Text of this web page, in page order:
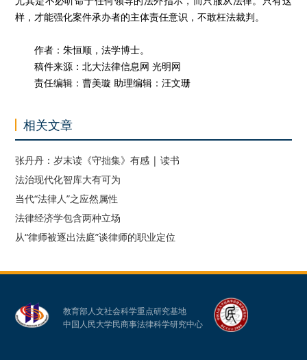
样，才能强化案件承办者的主体责任意识，不敢枉法裁判。
作者：朱恒顺，法学博士。
稿件来源：北大法律信息网 光明网
责任编辑：曹美璇 助理编辑：汪文珊
相关文章
张丹丹：岁末读《守拙集》有感 | 读书
法治现代化智库大有可为
当代“法律人”之应然属性
法律经济学包含两种立场
从“律师被逐出法庭”谈律师的职业定位
教育部人文社会科学重点研究基地
中国人民大学民商事法律科学研究中心